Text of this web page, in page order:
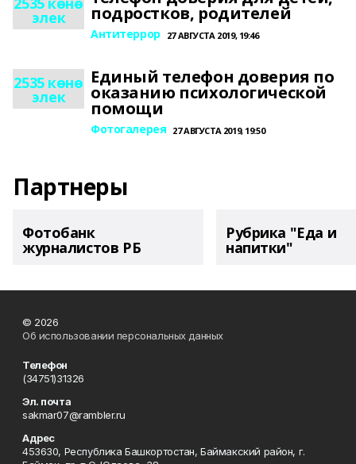
элек подростков, родителей
Антитеррор 27 АВГУСТА 2019, 19:46
2535 көнө
элек
Единый телефон доверия по
оказанию психологической
помощи
Фотогалерея 27 АВГУСТА 2019, 19:50
Партнеры
Фотобанк
журналистов РБ
Рубрика "Еда и
напитки"
© 2026
Об использовании персональных данных
Телефон
(34751)31326
Эл. почта
sakmar07@rambler.ru
Адрес
453630, Республика Башкортостан, Баймакский район, г.